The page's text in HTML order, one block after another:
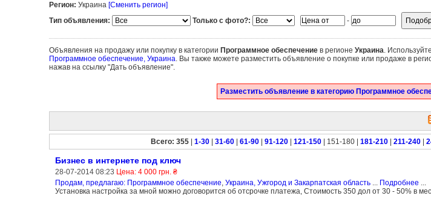
Регион: Украина [Сменить регион]
Тип объявления:
Только с фото?: -
Объявления на продажу или покупку в категории Программное обеспечениев регионе Украина.
Программное обеспечение, Украина. Вы также можете разместить объявление о покупке или продаже в
нажав на ссылку "Дать объявление".
Разместить объявление в категорию Программное
Всего: 355| 1-30| 31-60| 61-90| 91-120| 121-150| 151-180 | 181-210| 211-240|
Бизнес в интернете под ключ
28-07-2014 08:23 Цена: 4 000 грн. ₴
Продам, предлагаю: Программное обеспечение, Украина, Ужгород и Закарпатская область... Подробнее ...
Установка настройка за мной можно договорится об отсрочке платежа, Стоимость 350 дол от 30 - 50% в